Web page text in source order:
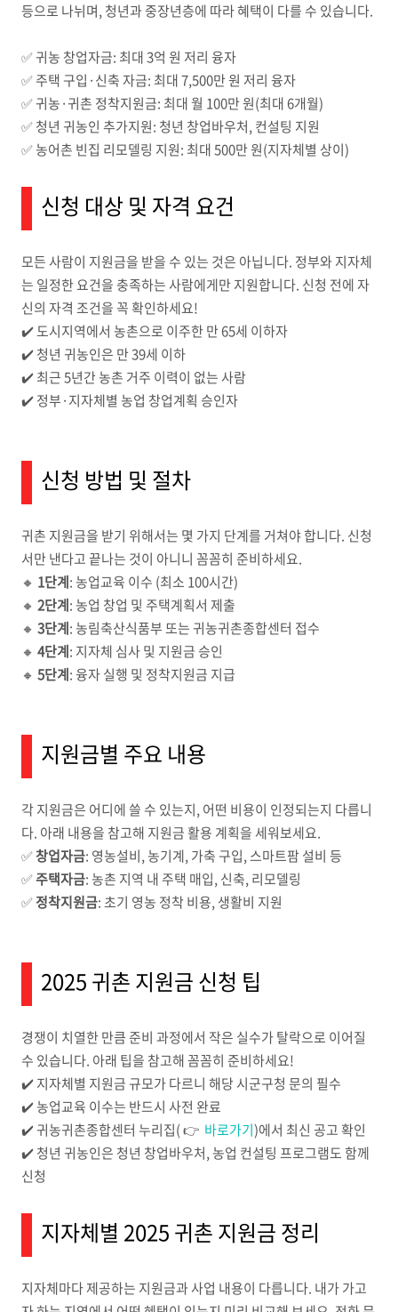
등으로 나뉘며, 청년과 중장년층에 따라 혜택이 다를 수 있습니다.
✅ 귀농 창업자금: 최대 3억 원 저리 융자
✅ 주택 구입·신축 자금: 최대 7,500만 원 저리 융자
✅ 귀농·귀촌 정착지원금: 최대 월 100만 원(최대 6개월)
✅ 청년 귀농인 추가지원: 청년 창업바우처, 컨설팅 지원
✅ 농어촌 빈집 리모델링 지원: 최대 500만 원(지자체별 상이)
신청 대상 및 자격 요건
모든 사람이 지원금을 받을 수 있는 것은 아닙니다. 정부와 지자체
는 일정한 요건을 충족하는 사람에게만 지원합니다. 신청 전에 자
신의 자격 조건을 꼭 확인하세요!
✔️ 도시지역에서 농촌으로 이주한 만 65세 이하자
✔️ 청년 귀농인은 만 39세 이하
✔️ 최근 5년간 농촌 거주 이력이 없는 사람
✔️ 정부·지자체별 농업 창업계획 승인자
신청 방법 및 절차
귀촌 지원금을 받기 위해서는 몇 가지 단계를 거쳐야 합니다. 신청
서만 낸다고 끝나는 것이 아니니 꼼꼼히 준비하세요.
🔸 1단계: 농업교육 이수 (최소 100시간)
🔸 2단계: 농업 창업 및 주택계획서 제출
🔸 3단계: 농림축산식품부 또는 귀농귀촌종합센터 접수
🔸 4단계: 지자체 심사 및 지원금 승인
🔸 5단계: 융자 실행 및 정착지원금 지급
지원금별 주요 내용
각 지원금은 어디에 쓸 수 있는지, 어떤 비용이 인정되는지 다릅니
다. 아래 내용을 참고해 지원금 활용 계획을 세워보세요.
✅창업자금: 영농설비, 농기계, 가축 구입, 스마트팜 설비 등
✅주택자금: 농촌 지역 내 주택 매입, 신축, 리모델링
✅정착지원금: 초기 영농 정착 비용, 생활비 지원
2025 귀촌 지원금 신청 팁
경쟁이 치열한 만큼 준비 과정에서 작은 실수가 탈락으로 이어질
수 있습니다. 아래 팁을 참고해 꼼꼼히 준비하세요!
✔️ 지자체별 지원금 규모가 다르니 해당 시군구청 문의 필수
✔️ 농업교육 이수는 반드시 사전 완료
✔️ 귀농귀촌종합센터 누리집( 👉 바로가기)에서 최신 공고 확인
✔️ 청년 귀농인은 청년 창업바우처, 농업 컨설팅 프로그램도 함께
신청
지자체별 2025 귀촌 지원금 정리
지자체마다 제공하는 지원금과 사업 내용이 다릅니다. 내가 가고